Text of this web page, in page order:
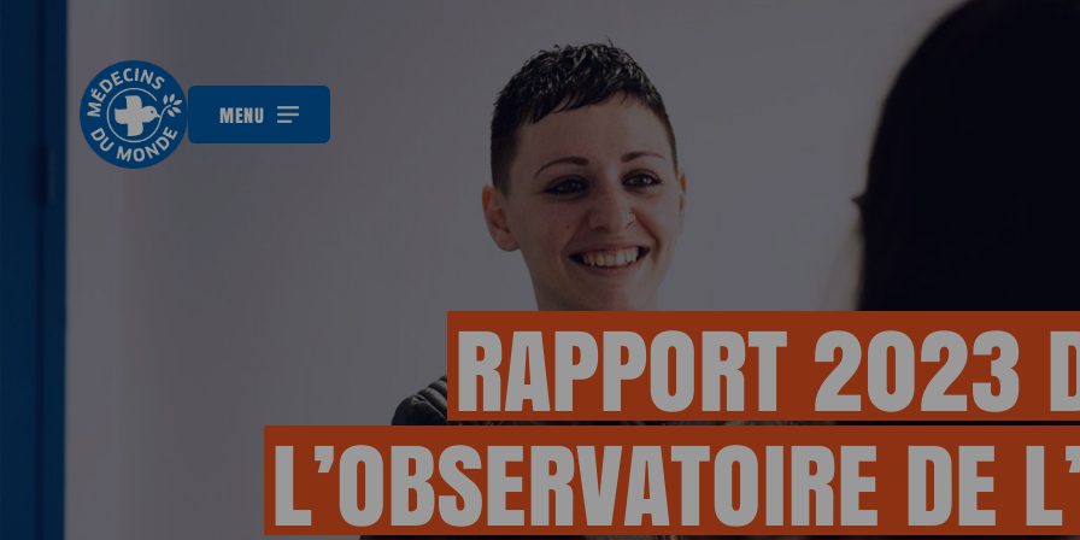
MENU ESPACE
RAPPORT2023
L’OBSERVATOIRE DE